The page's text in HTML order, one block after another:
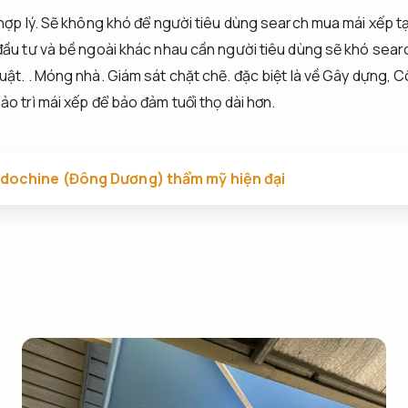
lý.Sẽ không khó để người tiêu dùng search mua mái xếp
tư và bề ngoài khác nhau cần người tiêu dùng sẽ khó
.Móng nhà.Giám sát chặt chẽ. đặc biệt là về Gây dựng,
trì mái xếp để bảo đảm tuổi thọ dài hơn.
(Đông Dương) thẩm mỹ hiện đại